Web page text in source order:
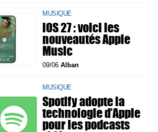
MUSIQUE
iOS 27 : voici les
nouveautés Apple
Music
09/06Alban
MUSIQUE
Spotify adopte la
technologie d’Apple
pour les podcasts